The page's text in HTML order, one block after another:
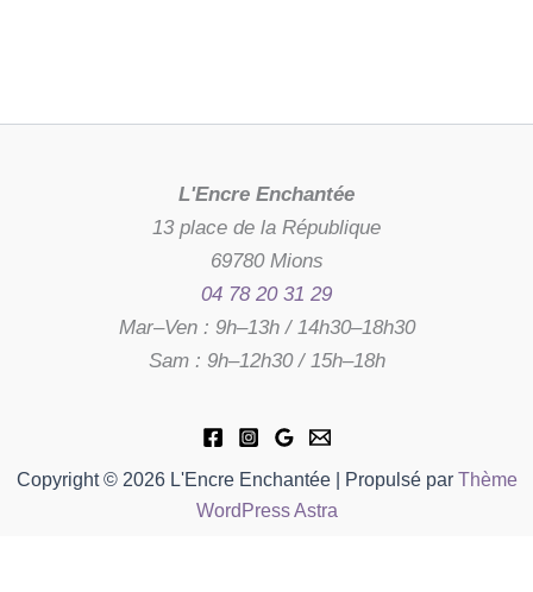
L'Encre Enchantée
13 place de la République
69780 Mions
04 78 20 31 29
Mar–Ven : 9h–13h / 14h30–18h30
Sam : 9h–12h30 / 15h–18h
Copyright © 2026 L'Encre Enchantée | Propulsé par Thème
WordPress Astra